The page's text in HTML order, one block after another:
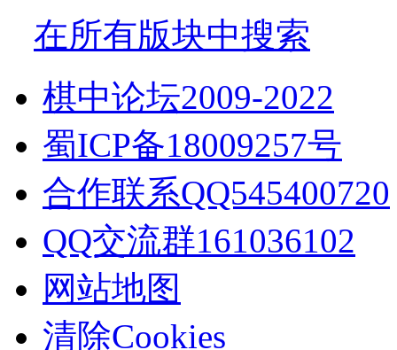
在所有版块中搜索
棋中论坛2009-2022
蜀ICP备18009257号
合作联系QQ545400720
QQ交流群161036102
网站地图
清除Cookies